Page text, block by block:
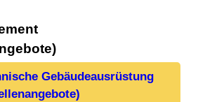
Gebäudeausrüstung